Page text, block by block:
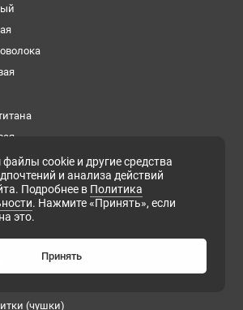
сварочная
(чушки)
cookie и другие средства
и анализа действий
Подробнее в Политика
. Нажмите «Принять», если
это.
Принять